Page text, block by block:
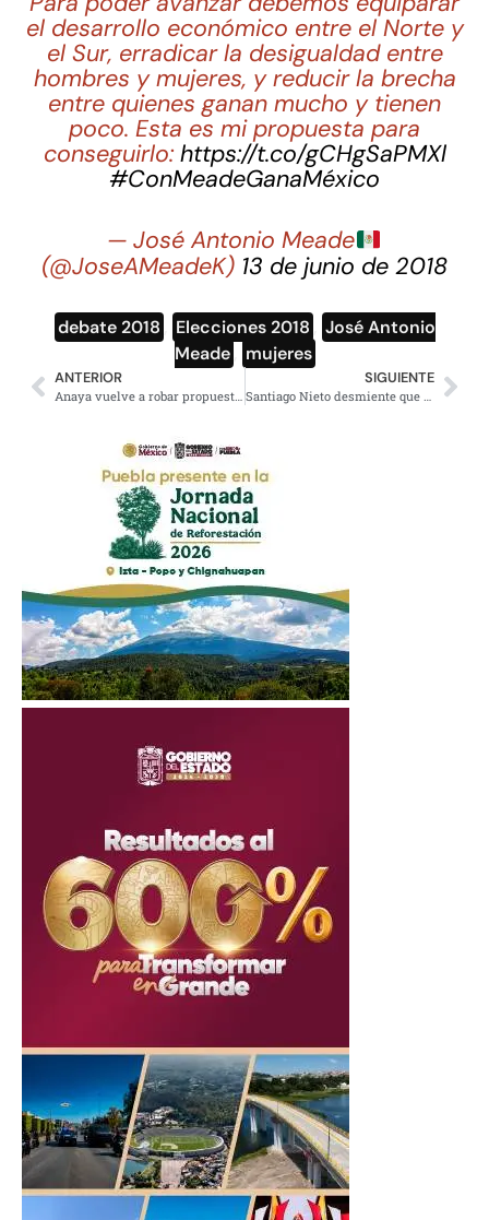
el desarrollo económico entre el Norte y
el Sur, erradicar la desigualdad entre
hombres y mujeres, y reducir la brecha
entre quienes ganan mucho y tienen
poco. Esta es mi propuesta para
conseguirlo: https://t.co/gCHgSaPMXl
#ConMeadeGanaMéxico
— José Antonio Meade
(@JoseAMeadeK) 13 de junio de 2018
debate 2018 Elecciones 2018
José Antonio
Meade
mujeres
ANTERIOR
Anaya vuelve a robar propuestas a AMLO en el debate, dijo que ‘combatirá la corrupción’
SIGUIENTE
Santiago Nieto desmiente que Jiménez Espriú esté siendo investigado por caso Odebrecht